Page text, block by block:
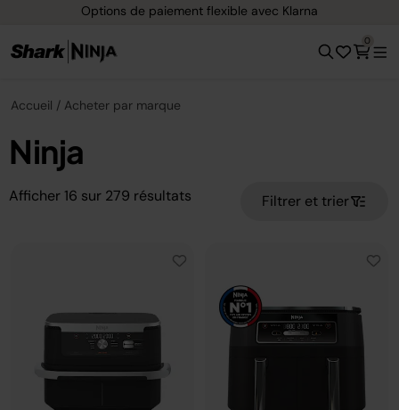
Options de paiement flexible avec Klarna
0
Accueil Acheter par marque
Ninja
Afficher 16 sur 279 résultats Filtrer et trier